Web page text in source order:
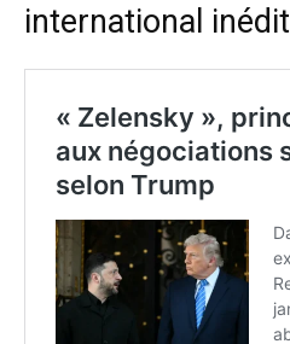
international inédit